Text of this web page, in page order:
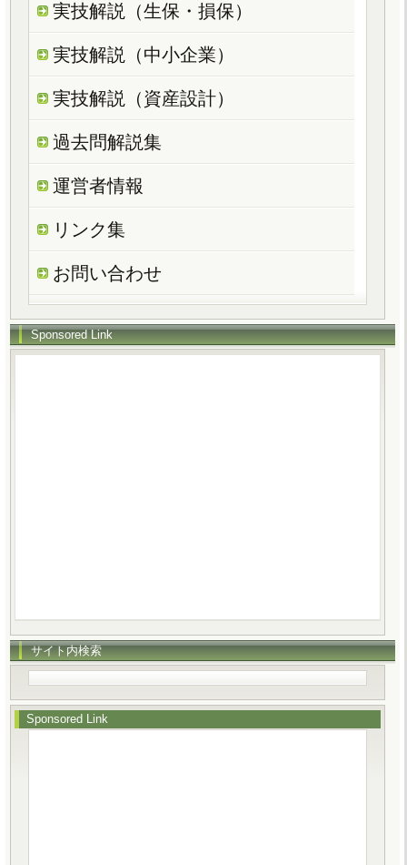
実技解説（生保・損保）
実技解説（中小企業）
実技解説（資産設計）
過去問解説集
運営者情報
リンク集
お問い合わせ
Sponsored Link
サイト内検索
Sponsored Link